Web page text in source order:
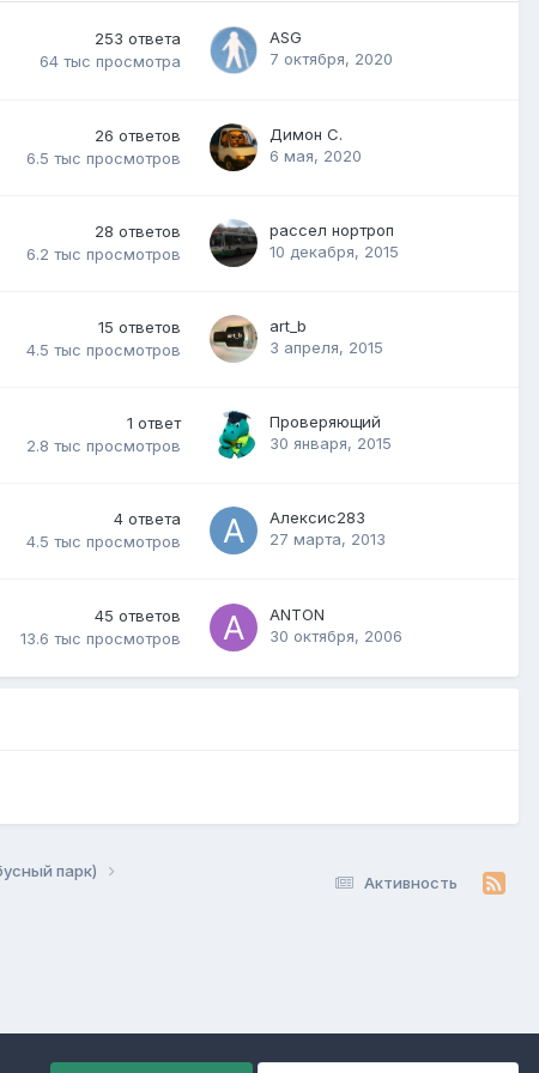
253 ответа
64 тыс просмотра
ASG
7 октября, 2020
26 ответов
6.5 тыс просмотров
Димон С.
6 мая, 2020
28 ответов
6.2 тыс просмотров
рассел нортроп
10 декабря, 2015
15 ответов
4.5 тыс просмотров
art_b
3 апреля, 2015
1 ответ
2.8 тыс просмотров
Проверяющий
30 января, 2015
4 ответа
4.5 тыс просмотров
Алексис283
27 марта, 2013
45 ответов
13.6 тыс просмотров
ANTON
30 октября, 2006
Активность
парк)